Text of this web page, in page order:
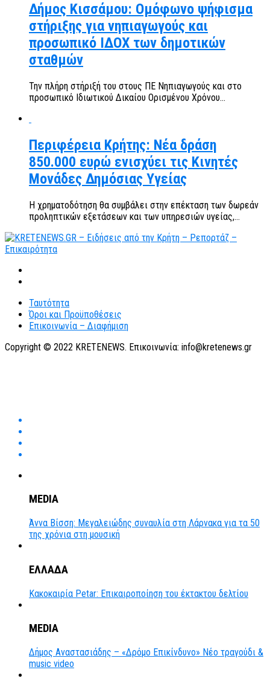
Δήμος Κισσάμου: Ομόφωνο ψήφισμα
στήριξης για νηπιαγωγούς και
προσωπικό ΙΔΟΧ των δημοτικών
σταθμών
Την πλήρη στήριξή του στους ΠΕ Νηπιαγωγούς και στο
προσωπικό Ιδιωτικού Δικαίου Ορισμένου Χρόνου...
Περιφέρεια Κρήτης: Νέα δράση
850.000 ευρώ ενισχύει τις Κινητές
Μονάδες Δημόσιας Υγείας
Η χρηματοδότηση θα συμβάλει στην επέκταση των δωρεάν
προληπτικών εξετάσεων και των υπηρεσιών υγείας,...
Ταυτότητα
Όροι και Προϋποθέσεις
Επικοινωνία – Διαφήμιση
Copyright © 2022 KRETENEWS. Επικοινωνία: info@kretenews.gr
MEDIA
Άννα Βίσση: Μεγαλειώδης συναυλία στη Λάρνακα για τα 50
της χρόνια στη μουσική
ΕΛΛΑΔΑ
Κακοκαιρία Petar: Επικαιροποίηση του έκτακτου δελτίου
MEDIA
Δήμος Αναστασιάδης – «Δρόμο Επικίνδυνο» Νέο τραγούδι &
music video